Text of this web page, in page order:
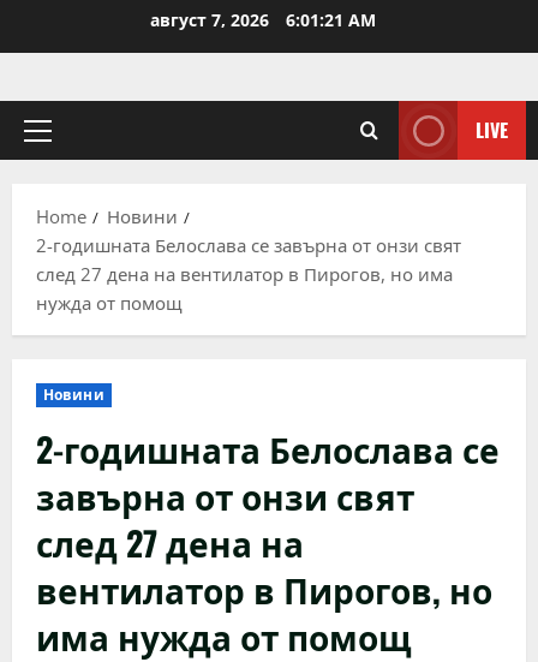
август 7, 2026 6:01:22 AM
Primary
LIVE
Home
Новини
2-годишната Белослава се завърна от онзи свят
след 27 дена на вентилатор в Пирогов, но има
нужда от помощ
Новини
2-годишната Белослава се
завърна от онзи свят
след 27 дена на
вентилатор в Пирогов, но
има нужда от помощ